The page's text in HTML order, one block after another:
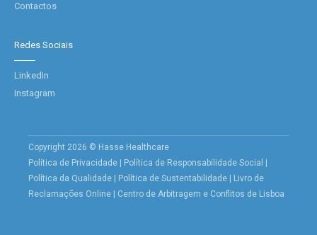
Contactos
Redes Sociais
LinkedIn
Instagram
Copyright 2026 © Hasse Healthcare
Política de Privacidade
Política de Responsabilidade Social
Política da Qualidade
Política de Sustentabilidade
Livro de
Reclamações Online
Centro de Arbitragem e Conflitos de Lisboa